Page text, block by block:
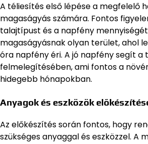
A téliesítés első lépése a megfelelő
magaságyás számára. Fontos
talajtípust és a napfény
magaságyásnak olyan terület, ahol
óra napfény éri. A jó napfény segít a
felmelegítésében, ami fontos a
hidegebb hónapokban.
Anyagok és eszközök
Az előkészítés során fontos, hogy
szükséges anyaggal és eszközzel. A